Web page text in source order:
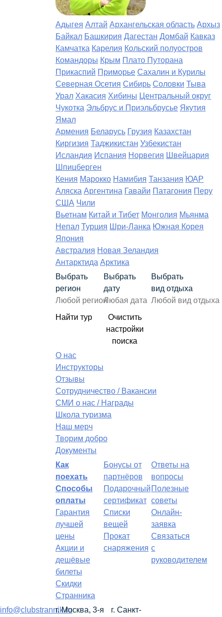
Адыгея Алтай Архангельская область Архыз
Байкал Башкирия Дагестан Домбай Кавказ
Камчатка Карелия Кольский полуостров
Командоры Крым Плато Путорана
Прикаспий Приморье Сахалин и Курилы
Северная Осетия Сибирь Соловки Тыва
Урал Хакасия Хибины Центральный округ
Чукотка Эльбрус и Приэльбрусье Якутия
Ямал
Армения Беларусь Грузия Казахстан
Киргизия Таджикистан Узбекистан
Исландия Испания Норвегия Швейцария
Шпицберген
Кения Марокко Намибия Танзания ЮАР
Аляска Аргентина Гавайи Патагония Перу
США Чили
Вьетнам Китай и Тибет Монголия Мьянма
Непал Турция Шри-Ланка Южная Корея
Япония
Австралия Новая Зеландия
Антарктида Арктика
Выбрать
регион
Выбрать
дату
Выбрать
вид отдыха
Найти тур
Очистить
настройки
поиска
О нас
Инструкторы
Отзывы
Сотрудничество / Вакансии
СМИ о нас / Награды
Школа туризма
Наш мерч
Творим добро
Документы
Как
поехать
Способы
оплаты
Гарантия
лучшей
цены
Акции и
дешёвые
билеты
Скидки
Странника
Бонусы от
партнёров
Подарочный
сертификат
Списки
вещей
Прокат
снаряжения
Ответы на
вопросы
Полезные
советы
Онлайн-
заявка
Связаться
с
руководителем
info@clubstrannik.ruг. Москва, 3-я
г. Санкт-